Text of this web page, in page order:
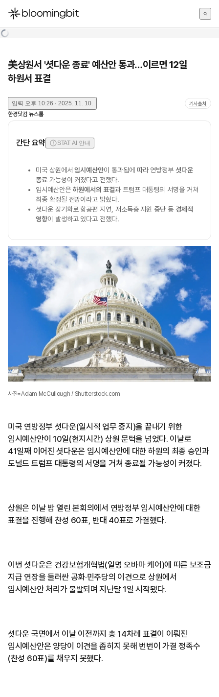
한국어
美상원서 '셧다운 종료' 예산안 통과…이르면 12일
하원서 표결
입력 오후 10:26 · 2025. 11. 10. 기사출처
한경닷컴 뉴스룸
간단 요약 STAT AI 안내
미국 상원에서임시예산안이 통과됨에 따라 연방정부셧다운
종료가능성이 커졌다고 전했다.
임시예산안은 하원에서의 표결과 트럼프 대통령의 서명을 거쳐
최종 확정될 전망이라고 밝혔다.
셧다운 장기화로 항공편 지연, 저소득층 지원 중단 등 경제적
영향이 발생하고 있다고 전했다.
사진=Adam McCullough / Shutterstock.com
미국 연방정부 셧다운(일시적 업무 중지)을 끝내기 위한
임시예산안이 10일(현지시간) 상원 문턱을 넘었다. 이날로
41일째 이어진 셧다운은 임시예산안에 대한 하원의 최종 승인과
도널드 트럼프 대통령의 서명을 거쳐 종료될 가능성이 커졌다.
상원은 이날 밤 열린 본회의에서 연방정부 임시예산안에 대한
표결을 진행해 찬성 60표, 반대 40표로 가결했다.
이번 셧다운은 건강보험개혁법(일명 오바마 케어)에 따른 보조금
지급 연장을 둘러싼 공화·민주당의 이견으로 상원에서
임시예산안 처리가 불발되며 지난달 1일 시작됐다.
셧다운 국면에서 이날 이전까지 총 14차례 표결이 이뤄진
임시예산안은 양당이 이견을 좁히지 못해 번번이 가결 정족수
(찬성 60표)를 채우지 못했다.